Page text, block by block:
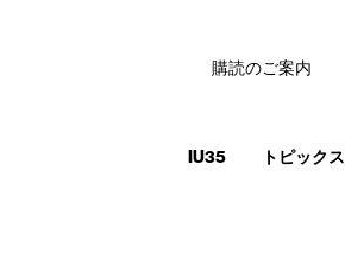
IU35 トピックス
購読のご案内